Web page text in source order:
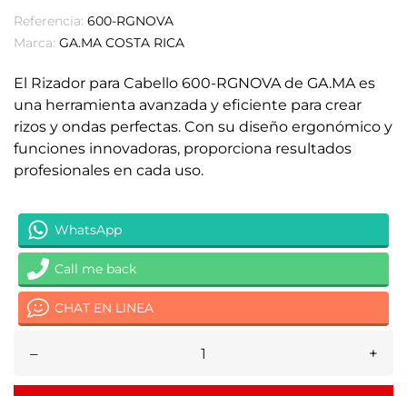
Referencia: 600-RGNOVA
Marca: GA.MA COSTA RICA
El Rizador para Cabello 600-RGNOVA de GA.MA es
una herramienta avanzada y eficiente para crear
rizos y ondas perfectas. Con su diseño ergonómico y
funciones innovadoras, proporciona resultados
profesionales en cada uso.
WhatsApp
Call me back
CHAT EN LINEA
– +